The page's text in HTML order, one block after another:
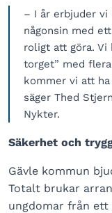
– I år erbjuder vi
någonsin med
roligt att göra. Vi
torget” med
kommer vi att
säger Thed
Nykter.
Säkerhet och
Gävle kommun
Totalt brukar
ungdomar från